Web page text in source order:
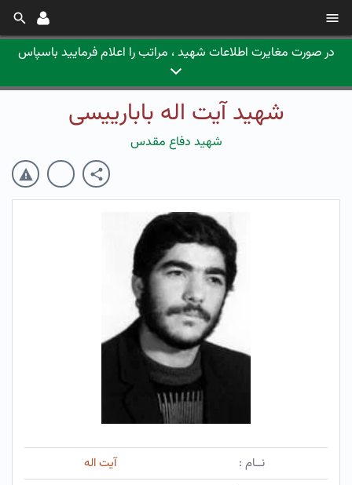
در صورت مغایرت اطلاعات شهید ، مراتب را اعلام فرمایید باسپاس
شهید آیت اله بابارییسی
شهید دفاع مقدس
نــام :
آیت اله